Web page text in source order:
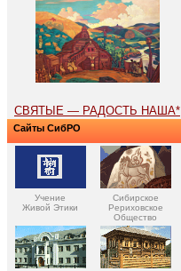
СВЯТЫЕ — РАДОСТЬ НАША*
Сайты СибРО
Учение
Живой Этики
Сибирское
Рериховское
Общество